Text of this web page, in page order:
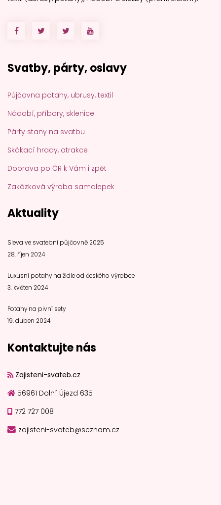
Svatby, párty, oslavy
Půjčovna potahy, ubrusy, textil
Nádobí, příbory, sklenice
Párty stany na svatbu
Skákací hrady, atrakce
Doprava po ČR k Vám i zpět
Zakázková výroba samolepek
Aktuality
Sleva ve svatební půjčovně 2025
28. říjen 2024
Luxusní potahy na židle od českého výrobce
3. květen 2024
Potahy na pivní sety
19. duben 2024
Kontaktujte nás
Zajisteni-svateb.cz
56961 Dolní Újezd 635
772 727 008
zajisteni-svateb@seznam.cz